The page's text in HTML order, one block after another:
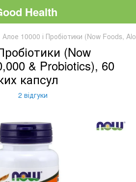
Health
Алое 10000 і Пробіотики (Now Foods,
(Now
& Probiotics), 60
капсул
2 відгуки